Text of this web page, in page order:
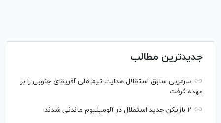
جدیدترین مطالب
سرمربی سابق استقلال هدایت تیم ملی آفریقای جنوبی را بر
عهده گرفت
۲ بازیکن جدید استقلال در آلومینیوم ماندنی شدند